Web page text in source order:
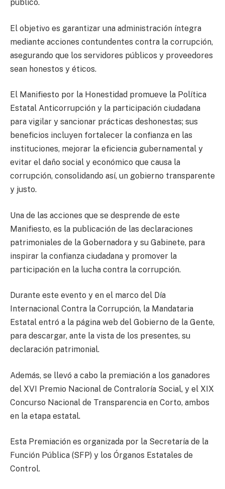
público.
El objetivo es garantizar una administración íntegra
mediante acciones contundentes contra la corrupción,
asegurando que los servidores públicos y proveedores
sean honestos y éticos.
El Manifiesto por la Honestidad promueve la Política
Estatal Anticorrupción y la participación ciudadana
para vigilar y sancionar prácticas deshonestas; sus
beneficios incluyen fortalecer la confianza en las
instituciones, mejorar la eficiencia gubernamental y
evitar el daño social y económico que causa la
corrupción, consolidando así, un gobierno transparente
y justo.
Una de las acciones que se desprende de este
Manifiesto, es la publicación de las declaraciones
patrimoniales de la Gobernadora y su Gabinete, para
inspirar la confianza ciudadana y promover la
participación en la lucha contra la corrupción.
Durante este evento y en el marco del Día
Internacional Contra la Corrupción, la Mandataria
Estatal entró a la página web del Gobierno de la Gente,
para descargar, ante la vista de los presentes, su
declaración patrimonial.
Además, se llevó a cabo la premiación a los ganadores
del XVI Premio Nacional de Contraloría Social, y el XIX
Concurso Nacional de Transparencia en Corto, ambos
en la etapa estatal.
Esta Premiación es organizada por la Secretaría de la
Función Pública (SFP) y los Órganos Estatales de
Control.